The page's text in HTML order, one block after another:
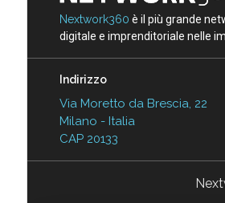
Nextwork360 è il più grande
digitale e imprenditoriale nelle
Indirizzo
Via Moretto da Brescia, 22
Milano - Italia
CAP 20133